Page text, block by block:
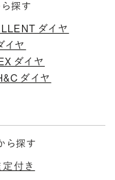
ら探す
ダイヤ
イヤ
ダイヤ
ダイヤ
ら探す
付き